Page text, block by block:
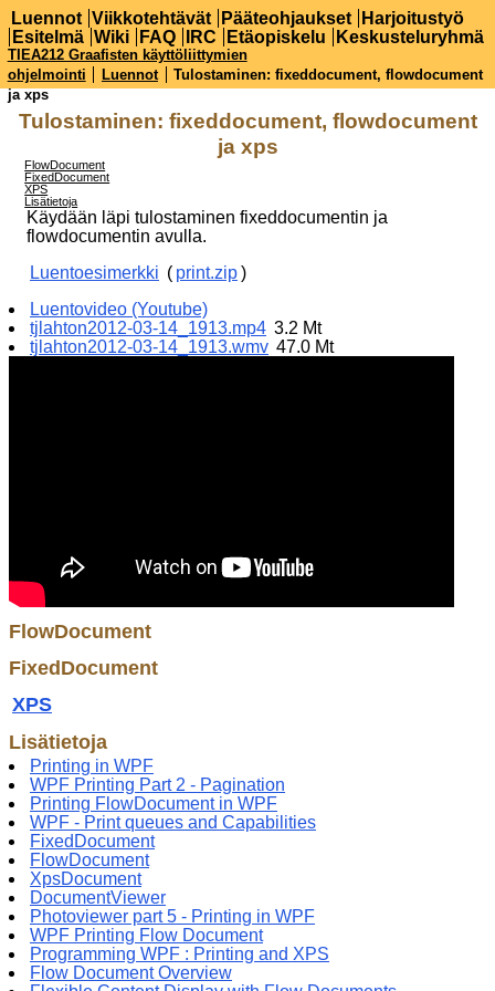
Tulostaminen: fixeddocument, flowdocument
ja xps
FlowDocument
FixedDocument
XPS
Lisätietoja
Käydään läpi tulostaminen fixeddocumentin ja
flowdocumentin avulla.
Luentoesimerkki ( print.zip)
Luentovideo (Youtube)
tjlahton2012-03-14_1913.mp4 3.2 Mt
tjlahton2012-03-14_1913.wmv 47.0 Mt
FlowDocument
FixedDocument
XPS
Lisätietoja
Printing in WPF
WPF Printing Part 2 - Pagination
Printing FlowDocument in WPF
WPF - Print queues and Capabilities
FixedDocument
FlowDocument
XpsDocument
DocumentViewer
Photoviewer part 5 - Printing in WPF
WPF Printing Flow Document
Programming WPF : Printing and XPS
Flow Document Overview
Luennot Viikkotehtävät Pääteohjaukset
Harjoitustyö
Esitelmä Wiki FAQ IRC Etäopiskelu Keskusteluryhmä
TIEA212 Graafisten käyttöliittymien
ohjelmointi
Luennot
Tulostaminen: fixeddocument, flowdocument
ja xps